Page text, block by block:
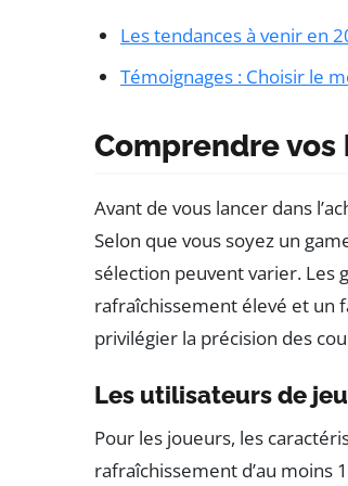
Les tendances à venir en
Témoignages : Choisir le
Comprendre vos
Avant de vous lancer dans
Selon que vous soyez un
sélection peuvent varier. Les
rafraîchissement élevé et un
privilégier la précision des
Les utilisateurs de
Pour les joueurs, les
rafraîchissement d’au moins